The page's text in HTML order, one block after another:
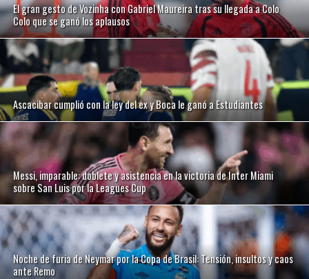
El gran gesto de Vozinha con Gabriel Maureira tras su llegada a Colo
Colo que se ganó los aplausos
Ascacibar cumplió con la ley del ex y Boca le ganó a Estudiantes
Messi, imparable: doblete y asistencia en la victoria de Inter Miami
sobre San Luis por la Leagues Cup
Noche de furia de Neymar por la Copa de Brasil: Tensión, insultos y caos
ante Remo